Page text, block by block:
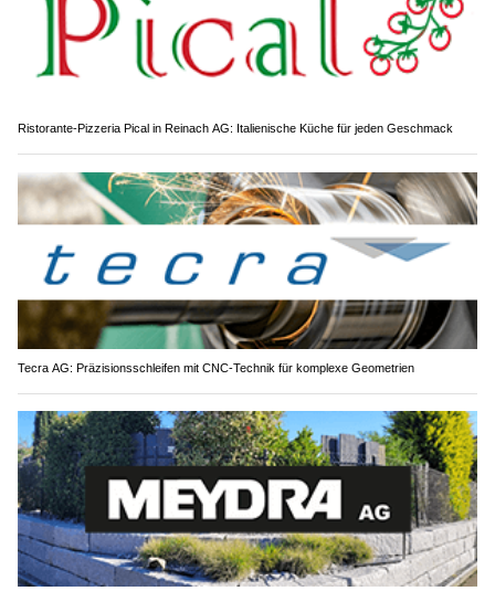
Ristorante-Pizzeria Pical in Reinach AG: Italienische Küche für jeden Geschmack
Tecra AG: Präzisionsschleifen mit CNC-Technik für komplexe Geometrien